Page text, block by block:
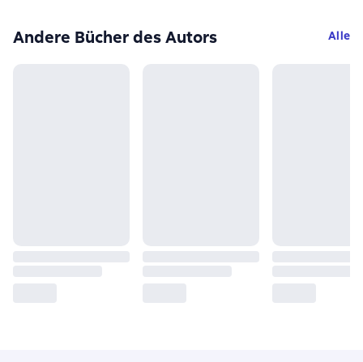
Andere Bücher des Autors Alle